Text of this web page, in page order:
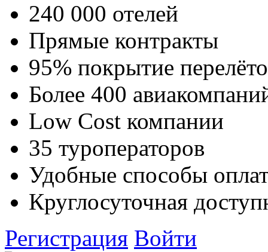
240 000 отелей
Прямые контракты
95% покрытие
Более 400
Low Cost компании
35 туроператоров
Удобные способы
Круглосуточная
Регистрация Войти